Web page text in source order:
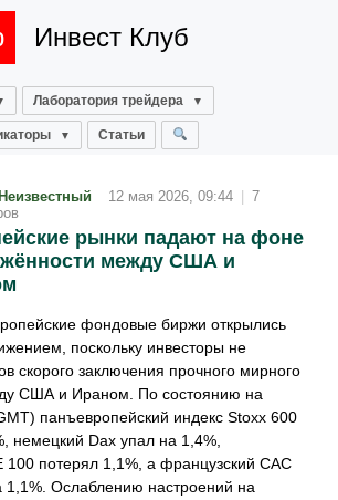
Инвест Клуб
Лаборатория трейдера
Статьи
12 мая 2026, 09:44
7
рынки падают на фоне
между США и
фондовые биржи открылись
поскольку инвесторы не
скорого заключения прочного мирного
США и Ираном. По состоянию на
панъевропейский индекс Stoxx 600
немецкий Dax упал на 1,4%,
100 потерял 1,1%, а французский CAC
1,1%. Ослаблению настроений на